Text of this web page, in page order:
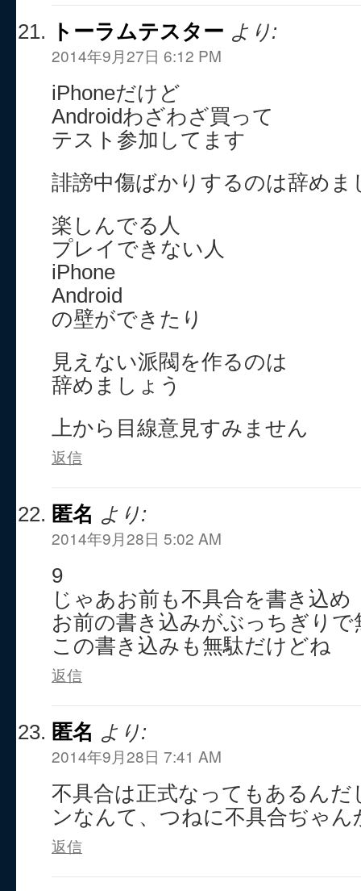
トーラムテスター より:
2014年9月27日 6:12 PM
iPhoneだけど
Androidわざわざ買って
テスト参加してます
誹謗中傷ばかりするのは辞めま
楽しんでる人
プレイできない人
iPhone
Android
の壁ができたり
見えない派閥を作るのは
辞めましょう
上から目線意見すみません
返信
匿名 より:
2014年9月28日 5:02 AM
9
じゃあお前も不具合を書き込め
お前の書き込みがぶっちぎりで
この書き込みも無駄だけどね
返信
匿名 より:
2014年9月28日 7:41 AM
不具合は正式なってもあるん
ンなんて、つねに不具合ぢゃん
返信